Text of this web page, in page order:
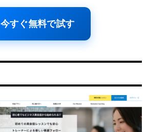
今すぐ無料で試す